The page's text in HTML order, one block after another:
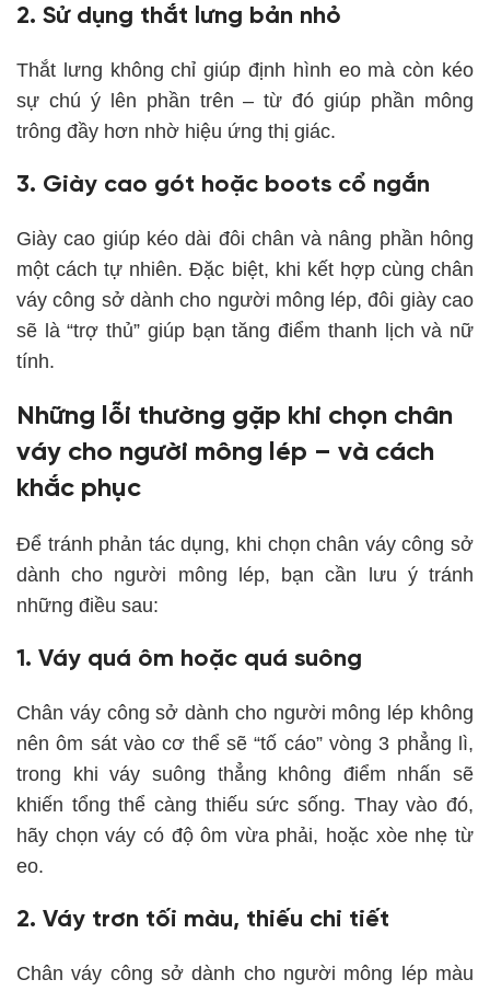
2. Sử dụng thắt lưng bản nhỏ
Thắt lưng không chỉ giúp định hình eo mà còn kéo
sự chú ý lên phần trên – từ đó giúp phần mông
trông đầy hơn nhờ hiệu ứng thị giác.
3. Giày cao gót hoặc boots cổ ngắn
Giày cao giúp kéo dài đôi chân và nâng phần hông
một cách tự nhiên. Đặc biệt, khi kết hợp cùng chân
váy công sở dành cho người mông lép, đôi giày cao
sẽ là “trợ thủ” giúp bạn tăng điểm thanh lịch và nữ
tính.
Những lỗi thường gặp khi chọn chân
váy cho người mông lép – và cách
khắc phục
Để tránh phản tác dụng, khi chọn chân váy công sở
dành cho người mông lép, bạn cần lưu ý tránh
những điều sau:
1. Váy quá ôm hoặc quá suông
Chân váy công sở dành cho người mông lép không
nên ôm sát vào cơ thể sẽ “tố cáo” vòng 3 phẳng lì,
trong khi váy suông thẳng không điểm nhấn sẽ
khiến tổng thể càng thiếu sức sống. Thay vào đó,
hãy chọn váy có độ ôm vừa phải, hoặc xòe nhẹ từ
eo.
2. Váy trơn tối màu, thiếu chi tiết
Chân váy công sở dành cho người mông lép màu